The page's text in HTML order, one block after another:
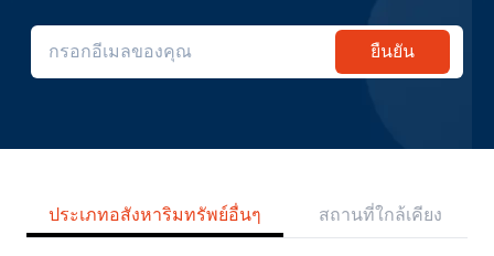
ยืนยัน
ประเภทอสังหาริมทรัพย์อื่นๆ สถานที่ใกล้เคียง